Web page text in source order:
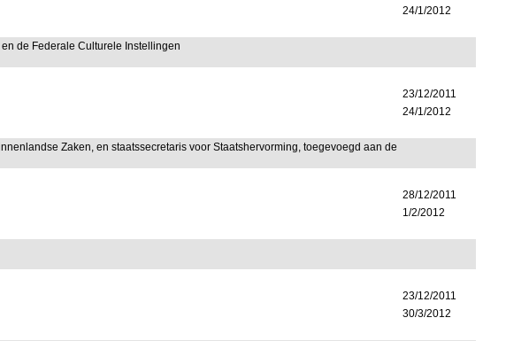
24/1/2012
de Federale Culturele Instellingen
23/12/2011
24/1/2012
Zaken, en staatssecretaris voor Staatshervorming, toegevoegd aan de
28/12/2011
1/2/2012
23/12/2011
30/3/2012